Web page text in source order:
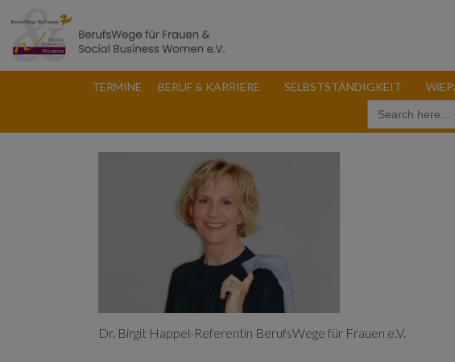
TERMINE BERUF & KARRIERE SELBSTSTÄNDIGKEIT
Search
for:
Dr. Birgit Happel-Referentin BerufsWege für Frauen e.V.